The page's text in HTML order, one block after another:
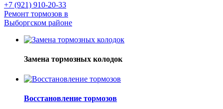
+7 (921) 910-20-33
Ремонт тормозов в
Выборгском районе
Замена тормозных колодок
Восстановление тормозов